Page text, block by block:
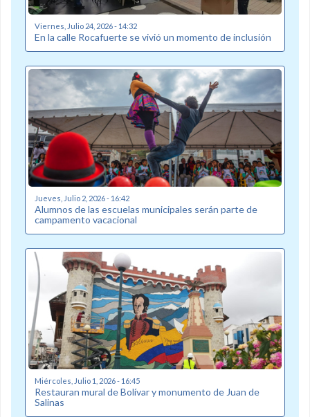
Viernes, Julio 24, 2026 - 14:32
En la calle Rocafuerte se vivió un momento de inclusión
Jueves, Julio 2, 2026 - 16:42
Alumnos de las escuelas municipales serán parte de
campamento vacacional
Miércoles, Julio 1, 2026 - 16:45
Restauran mural de Bolívar y monumento de Juan de
Salinas